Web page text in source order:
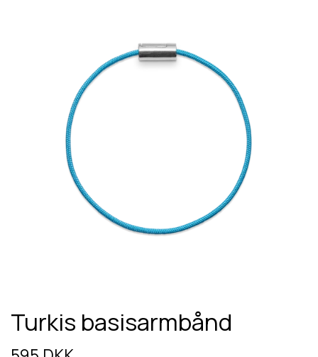
Turkis basisarmbånd